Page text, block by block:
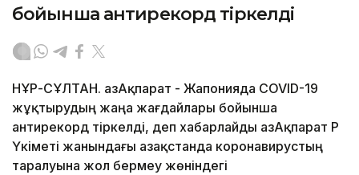
бойынша антирекорд тіркелді
НҰР-СҰЛТАН. ҚазАқпарат - Жапонияда COVID-19
жұқтырудың жаңа жағдайлары бойынша
антирекорд тіркелді, деп хабарлайды ҚазАқпарат ҚР
Үкіметі жанындағы Қазақстанда коронавирустың
таралуына жол бермеу жөніндегі